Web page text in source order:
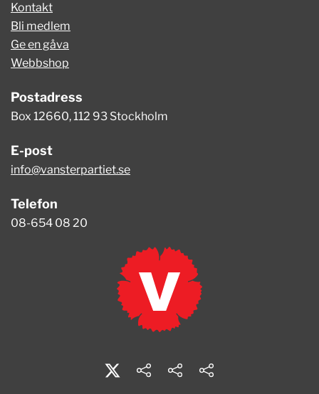
Kontakt
Bli medlem
Ge en gåva
Webbshop
Postadress
Box 12660, 112 93 Stockholm
E-post
info@vansterpartiet.se
Telefon
08-654 08 20